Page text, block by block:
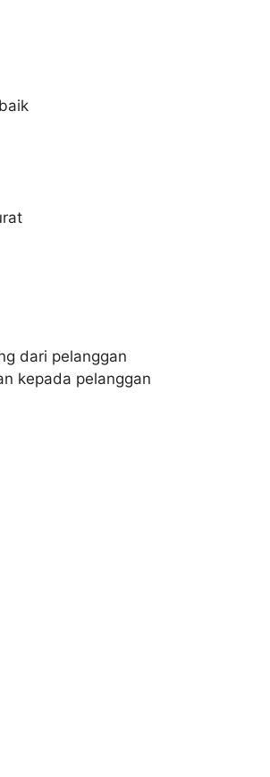
dari pelanggan
kepada pelanggan